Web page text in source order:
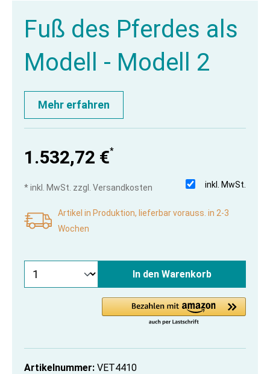
Fuß des Pferdes als
Modell - Modell 2
Mehr erfahren
1.532,72 €*
inkl. MwSt.
* inkl. MwSt. zzgl. Versandkosten
Artikel in Produktion, lieferbar vorauss. in 2-3
Wochen
In den Warenkorb
Artikelnummer: VET4410